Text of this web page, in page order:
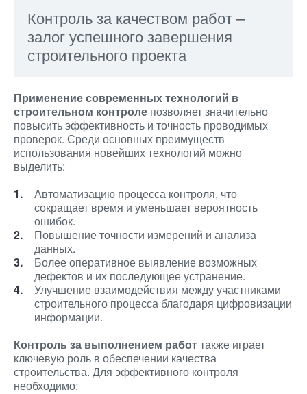
Контроль за качеством работ –
залог успешного завершения
строительного проекта
Применение современных технологий в
строительном контроле позволяет значительно
повысить эффективность и точность проводимых
проверок. Среди основных преимуществ
использования новейших технологий можно
выделить:
Автоматизацию процесса контроля, что
сокращает время и уменьшает вероятность
ошибок.
Повышение точности измерений и анализа
данных.
Более оперативное выявление возможных
дефектов и их последующее устранение.
Улучшение взаимодействия между участниками
строительного процесса благодаря цифровизации
информации.
Контроль за выполнением работтакже играет
ключевую роль в обеспечении качества
строительства. Для эффективного контроля
необходимо: